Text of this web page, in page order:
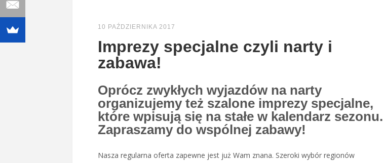
10 PAŹDZIERNIKA 2017
Imprezy specjalne czyli narty i
zabawa!
Oprócz zwykłych wyjazdów na narty
organizujemy też szalone imprezy specjalne,
które wpisują się na stałe w kalendarz sezonu.
Zapraszamy do wspólnej zabawy!
Nasza regularna oferta zapewne jest już Wam znana. Szeroki wybór regionów